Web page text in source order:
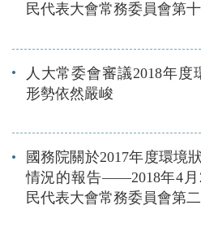
民代表大會常務委員會第
人大常委會審議2018年
形勢依然嚴峻
國務院關於2017年度環境
情況的報告——2018年4月
民代表大會常務委員會第